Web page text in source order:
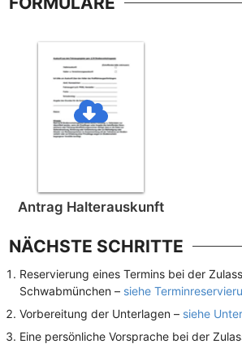
Antrag Halterauskunft
NÄCHSTE SCHRITTE
Reservierung eines Termins bei der
Schwabmünchen – siehe
Vorbereitung der Unterlagen – siehe
Eine persönliche Vorsprache bei der